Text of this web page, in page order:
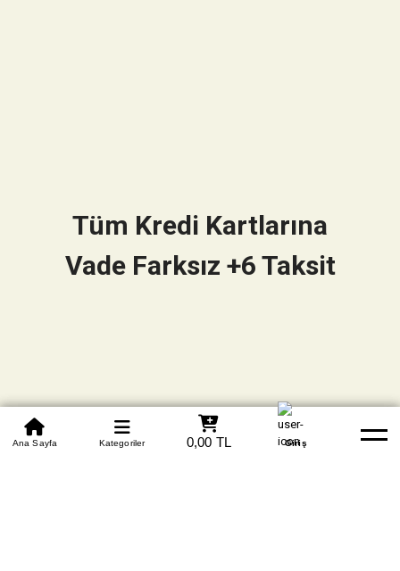
0850 305 09 70
Beden Tablosu Banka Hesapları Whatsapp Yardım
Ana Sayfa Kategoriler 0,00 TL Giriş
Tüm Kredi Kartlarına
Vade Farksız +6 Taksit